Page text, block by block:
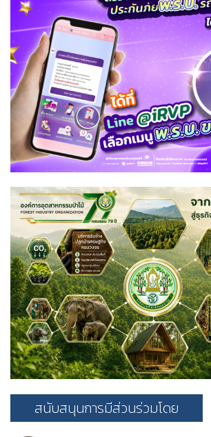
สนับสนุนการมีส่วนร่วมโดย